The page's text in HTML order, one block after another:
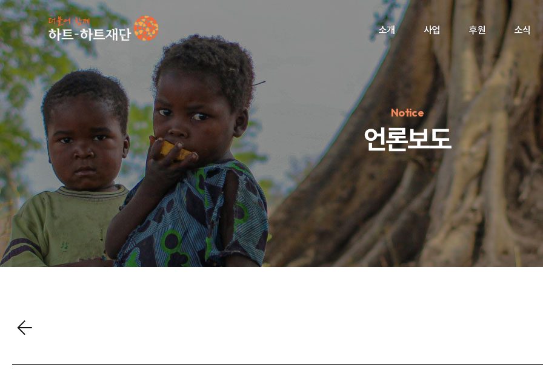
소개 사업 후원 소식
인기 키워드 #정기후원 #하트플레이스#캠페인#팬덤후원
Notice
언론보도
언론보도